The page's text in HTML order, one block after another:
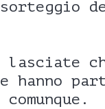
lasciate
hanno